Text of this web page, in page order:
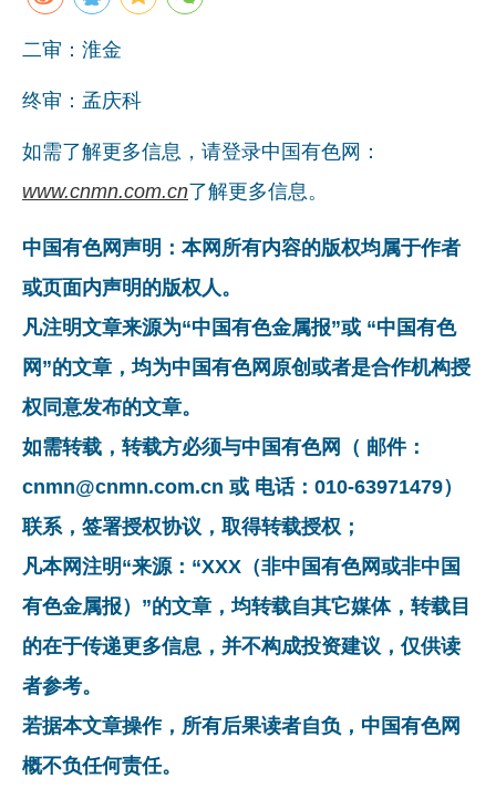
二审：淮金
终审：孟庆科
如需了解更多信息，请登录中国有色网：
www.cnmn.com.cn了解更多信息。
中国有色网声明：本网所有内容的版权均属于作者
或页面内声明的版权人。
凡注明文章来源为“中国有色金属报”或 “中国有色
网”的文章，均为中国有色网原创或者是合作机构授
权同意发布的文章。
如需转载，转载方必须与中国有色网（ 邮件：
cnmn@cnmn.com.cn 或 电话：010-63971479）
联系，签署授权协议，取得转载授权；
凡本网注明“来源：“XXX（非中国有色网或非中国
有色金属报）”的文章，均转载自其它媒体，转载目
的在于传递更多信息，并不构成投资建议，仅供读
者参考。
若据本文章操作，所有后果读者自负，中国有色网
概不负任何责任。